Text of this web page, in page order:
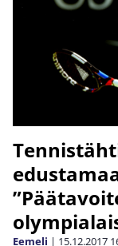
Eemeli | 15.12.2017